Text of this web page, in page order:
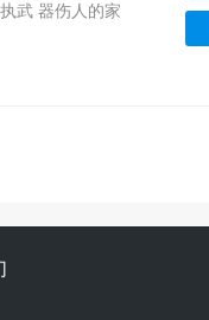
武 器伤人的家